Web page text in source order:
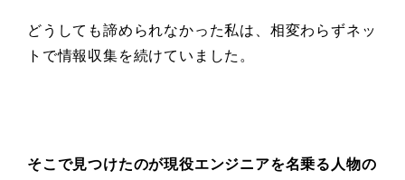
どうしても諦められなかった私は、相変わらずネッ
トで情報収集を続けていました。
そこで見つけたのが現役エンジニアを名乗る人物の